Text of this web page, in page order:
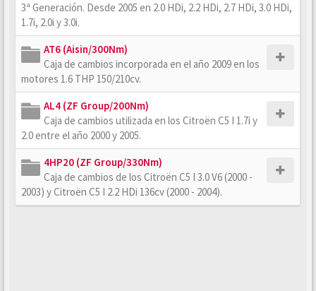
3ª Generación. Desde 2005 en 2.0 HDi, 2.2 HDi, 2.7 HDi, 3.0 HDi,
1.7i, 2.0i y 3.0i.
AT6 (Aisin/300Nm)
Caja de cambios incorporada en el año 2009 en los
motores 1.6 THP 150/210cv.
AL4 (ZF Group/200Nm)
Caja de cambios utilizada en los Citroën C5 I 1.7i y
2.0 entre el año 2000 y 2005.
4HP20 (ZF Group/330Nm)
Caja de cambios de los Citroën C5 I 3.0 V6 (2000 -
2003) y Citroën C5 I 2.2 HDi 136cv (2000 - 2004).